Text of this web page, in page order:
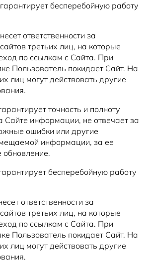
бесперебойную работу
ответственности за
третьих лиц, на которые
по ссылкам с Сайта. При
Пользователь покидает Сайт. На
лиц могут действовать другие
точность и полноту
информации, не отвечает за
ошибки или другие
информации, за ее
обновление.
бесперебойную работу
ответственности за
третьих лиц, на которые
по ссылкам с Сайта. При
Пользователь покидает Сайт. На
лиц могут действовать другие